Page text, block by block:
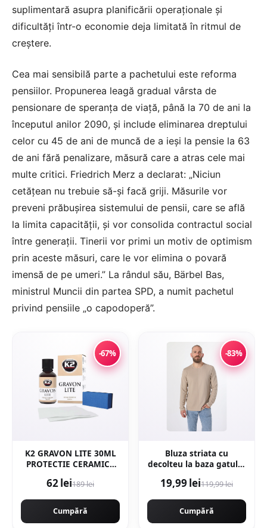
suplimentară asupra planificării operaționale și
dificultăți într-o economie deja limitată în ritmul de
creștere.
Cea mai sensibilă parte a pachetului este reforma
pensiilor. Propunerea leagă gradual vârsta de
pensionare de speranța de viață, până la 70 de ani la
începutul anilor 2090, și include eliminarea dreptului
celor cu 45 de ani de muncă de a ieși la pensie la 63
de ani fără penalizare, măsură care a atras cele mai
multe critici. Friedrich Merz a declarat: „Niciun
cetățean nu trebuie să-și facă griji. Măsurile vor
preveni prăbușirea sistemului de pensii, care se află
la limita capacității, și vor consolida contractul social
între generații. Tinerii vor primi un motiv de optimism
prin aceste măsuri, care le vor elimina o povară
imensă de pe umeri.” La rândul său, Bärbel Bas,
ministrul Muncii din partea SPD, a numit pachetul
privind pensiile „o capodoperă”.
-67%
K2 GRAVON LITE 30ML
PROTECTIE CERAMICA
62 lei189 lei
Cumpără
-83%
Bluza striata cu
decolteu la baza gatului
19,99 lei119,99 lei
Cumpără